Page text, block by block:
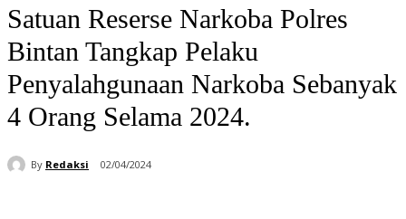
Satuan Reserse Narkoba Polres
Bintan Tangkap Pelaku
Penyalahgunaan Narkoba Sebanyak
4 Orang Selama 2024.
By Redaksi 02/04/2024